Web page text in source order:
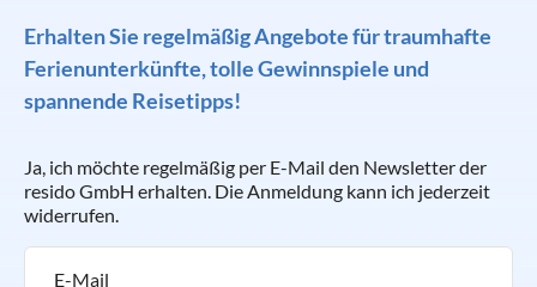
Erhalten Sie regelmäßig Angebote für traumhafte
Ferienunterkünfte, tolle Gewinnspiele und
spannende Reisetipps!
Ja, ich möchte regelmäßig per E-Mail den Newsletter der
resido GmbH erhalten. Die Anmeldung kann ich jederzeit
widerrufen.